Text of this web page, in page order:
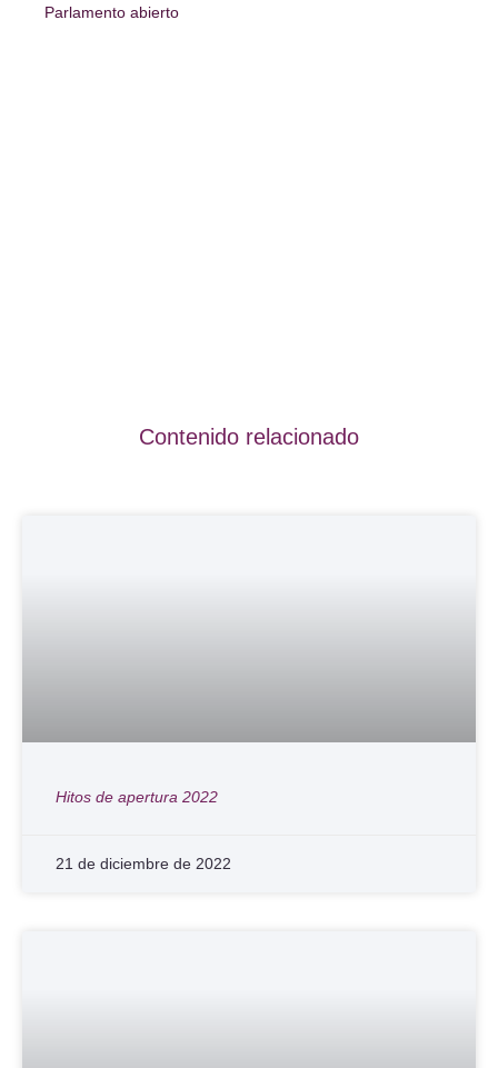
Parlamento abierto
Contenido relacionado
Hitos de apertura 2022
21 de diciembre de 2022